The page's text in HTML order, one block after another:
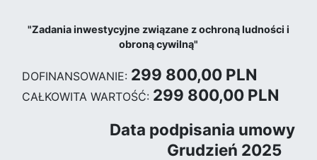
"Zadania inwestycyjne związane z ochroną ludności i
obroną cywilną"
DOFINANSOWANIE: 299 800,00 PLN
CAŁKOWITA WARTOŚĆ: 299 800,00 PLN
Data podpisania umowy
Grudzień 2025